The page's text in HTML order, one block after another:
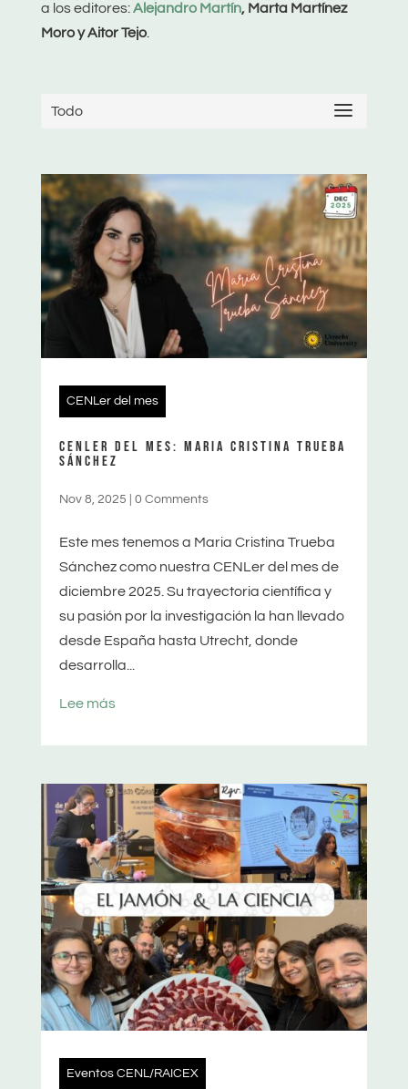
a los editores:Alejandro Martín, Marta Martínez
Moro y Aitor Tejo.
Todo
CENLer del mes
CENLER DEL MES: MARIA CRISTINA TRUEBA
SÁNCHEZ
Nov 8, 2025 0 Comments
Este mes tenemos a Maria Cristina Trueba
Sánchez como nuestra CENLer del mes de
diciembre 2025. Su trayectoria científica y
su pasión por la investigación la han llevado
desde España hasta Utrecht, donde
desarrolla...
Lee más
Eventos CENL/RAICEX